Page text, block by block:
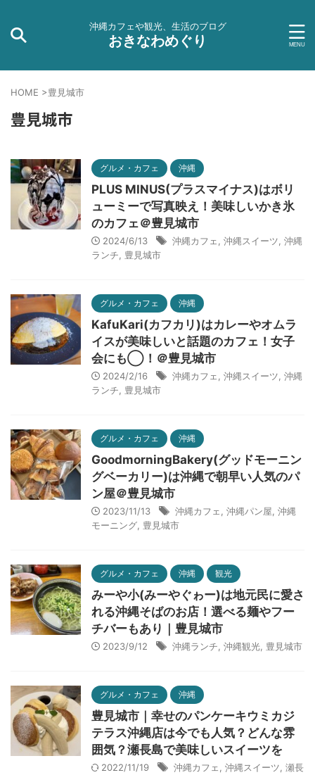
沖縄カフェや観光、生活のブログ
おきなわめぐり
HOME >豊見城市
豊見城市
グルメ・カフェ 沖縄
PLUS MINUS(プラスマイナス)はボリ
ューミーで写真映え！美味しいかき氷
のカフェ＠豊見城市
2024/6/13 沖縄カフェ 沖縄スイーツ 沖縄
ランチ
豊見城市
グルメ・カフェ 沖縄
KafuKari(カフカリ)はカレーやオムラ
イスが美味しいと話題のカフェ！女子
会にも◯！＠豊見城市
2024/2/16 沖縄カフェ 沖縄スイーツ 沖縄
ランチ
豊見城市
グルメ・カフェ 沖縄
GoodmorningBakery(グッドモーニン
グベーカリー)は沖縄で朝早い人気のパ
ン屋＠豊見城市
2023/11/13 沖縄カフェ 沖縄パン屋 沖縄
モーニング 豊見城市
グルメ・カフェ 沖縄 観光
みーや小(みーやぐゎー)は地元民に愛さ
れる沖縄そばのお店！選べる麺やフー
チバーもあり｜豊見城市
2023/9/12 沖縄ランチ 沖縄観光 豊見城市
グルメ・カフェ 沖縄
豊見城市｜幸せのパンケーキウミカジ
テラス沖縄店は今でも人気？どんな雰
囲気？瀬長島で美味しいスイーツを
2022/11/19 沖縄カフェ 沖縄スイーツ 瀬長